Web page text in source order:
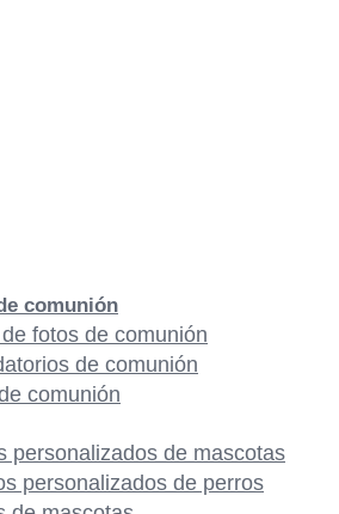
comunión
fotos de comunión
de comunión
comunión
personalizados de mascotas
personalizados de perros